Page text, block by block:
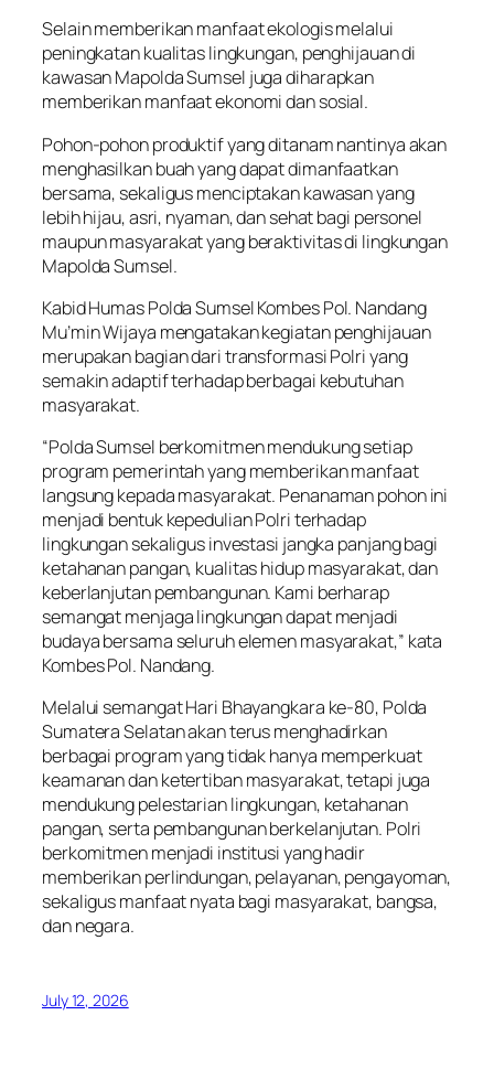
Selain memberikan manfaat ekologis melalui
peningkatan kualitas lingkungan, penghijauan di
kawasan Mapolda Sumsel juga diharapkan
memberikan manfaat ekonomi dan sosial.
Pohon-pohon produktif yang ditanam nantinya akan
menghasilkan buah yang dapat dimanfaatkan
bersama, sekaligus menciptakan kawasan yang
lebih hijau, asri, nyaman, dan sehat bagi personel
maupun masyarakat yang beraktivitas di lingkungan
Mapolda Sumsel.
Kabid Humas Polda Sumsel Kombes Pol. Nandang
Mu’min Wijaya mengatakan kegiatan penghijauan
merupakan bagian dari transformasi Polri yang
semakin adaptif terhadap berbagai kebutuhan
masyarakat.
“Polda Sumsel berkomitmen mendukung setiap
program pemerintah yang memberikan manfaat
langsung kepada masyarakat. Penanaman pohon ini
menjadi bentuk kepedulian Polri terhadap
lingkungan sekaligus investasi jangka panjang bagi
ketahanan pangan, kualitas hidup masyarakat, dan
keberlanjutan pembangunan. Kami berharap
semangat menjaga lingkungan dapat menjadi
budaya bersama seluruh elemen masyarakat,” kata
Kombes Pol. Nandang.
Melalui semangat Hari Bhayangkara ke-80, Polda
Sumatera Selatan akan terus menghadirkan
berbagai program yang tidak hanya memperkuat
keamanan dan ketertiban masyarakat, tetapi juga
mendukung pelestarian lingkungan, ketahanan
pangan, serta pembangunan berkelanjutan. Polri
berkomitmen menjadi institusi yang hadir
memberikan perlindungan, pelayanan, pengayoman,
sekaligus manfaat nyata bagi masyarakat, bangsa,
dan negara.
July 12, 2026